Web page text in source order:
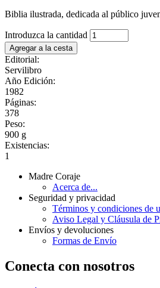
Biblia ilustrada, dedicada al público
Introduzca la cantidad
Editorial:
Servilibro
Año Edición:
1982
Páginas:
378
Peso:
900 g
Existencias:
1
Madre Coraje
Acerca de...
Seguridad y privacidad
Términos y condiciones de
Aviso Legal y Cláusula de
Envíos y devoluciones
Formas de Envío
Conecta con nosotros